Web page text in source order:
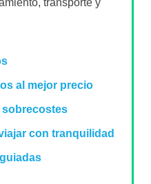
al mejor precio
con tranquilidad